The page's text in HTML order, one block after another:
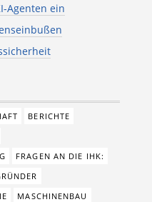
Agenten ein
BERICHTE
FRAGEN AN DIE IHK:
MASCHINENBAU